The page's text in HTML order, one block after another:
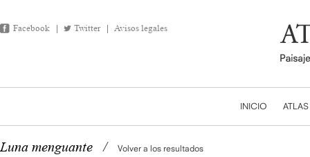
Facebook Twitter Avisos legales
INICIO ATLAS
Luna menguante / Volver a los resultados